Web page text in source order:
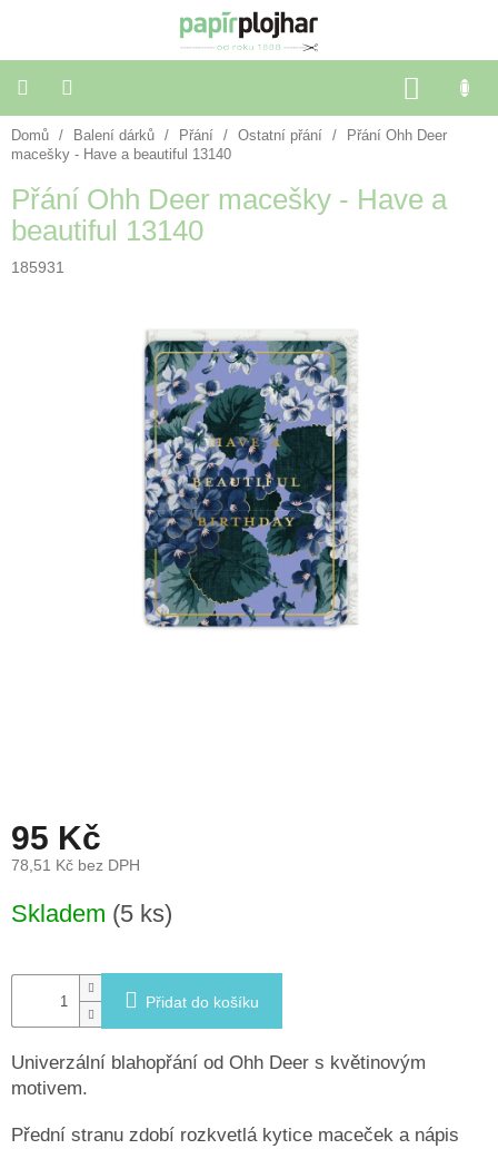
KOŠÍK
Balení
dárků
Dekorace
a
doplňky
Přihlášení
Domů / Balení dárků / Přání / Ostatní přání /
Přání Ohh Deer
macešky - Have a beautiful 13140
Přání Ohh Deer macešky - Have a
beautiful 13140
185931
95 Kč
78,51 Kč bez DPH
cena:
Skladem (5 ks)
Přidat do košíku
Univerzální blahopřání od Ohh Deer s květinovým
motivem.
Přední stranu zdobí rozkvetlá kytice maceček a nápis